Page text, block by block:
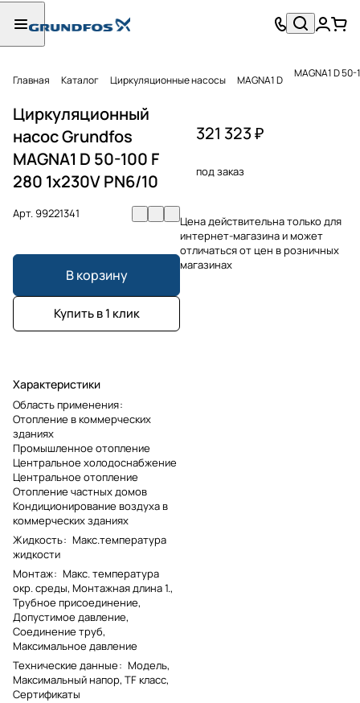
Главная Каталог Циркуляционные насосы MAGNA1 D MAGNA1 D
Циркуляционный
насос Grundfos
MAGNA1 D 50-100 F
280 1x230V PN6/10
Арт.99221341
В корзину
Купить в 1 клик
Характеристики
Область применения:
Отопление в коммерческих
зданиях
Промышленное отопление
Центральное холодоснабжение
Центральное отопление
Отопление частных домов
Кондиционирование воздуха в
коммерческих зданиях
Жидкость: Макс.температура
жидкости
Монтаж: Макс. температура
окр. среды, Монтажная длина 1.,
Трубное присоединение,
Допустимое давление,
Соединение труб,
Максимальное давление
Технические данные: Модель,
Максимальный напор, TF класс,
Сертификаты
321 323 ₽
под заказ
Цена действительна только для
интернет-магазина и может
отличаться от цен в розничных
магазинах